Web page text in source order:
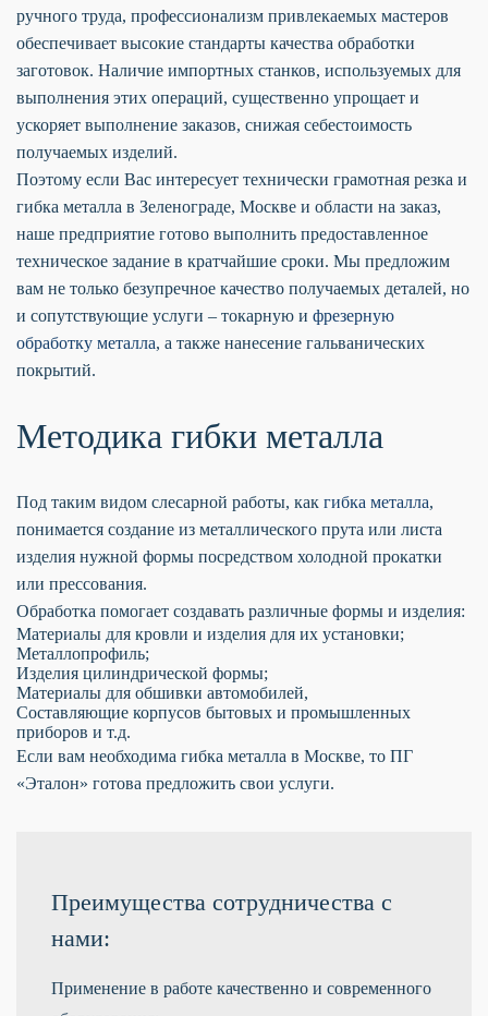
ручного труда, профессионализм привлекаемых мастеров
обеспечивает высокие стандарты качества обработки
заготовок. Наличие импортных станков, используемых для
выполнения этих операций, существенно упрощает и
ускоряет выполнение заказов, снижая себестоимость
получаемых изделий.
Поэтому если Вас интересует технически грамотная резка и
гибка металла в Зеленограде, Москве и области на заказ,
наше предприятие готово выполнить предоставленное
техническое задание в кратчайшие сроки. Мы предложим
вам не только безупречное качество получаемых деталей, но
и сопутствующие услуги – токарную и фрезерную
обработку металла, а также нанесение гальванических
покрытий.
Методика гибки металла
Под таким видом слесарной работы, как гибка металла,
понимается создание из металлического прута или листа
изделия нужной формы посредством холодной прокатки
или прессования.
Обработка помогает создавать различные формы и изделия:
Материалы для кровли и изделия для их установки;
Металлопрофиль;
Изделия цилиндрической формы;
Материалы для обшивки автомобилей,
Составляющие корпусов бытовых и промышленных
приборов и т.д.
Если вам необходима гибка металла в Москве, то ПГ
«Эталон» готова предложить свои услуги.
Преимущества сотрудничества с
нами:
Применение в работе качественно и современного